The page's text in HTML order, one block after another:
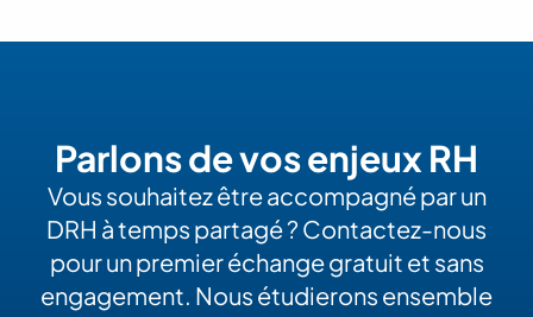
Parlons de vos enjeux RH
Vous souhaitez être accompagné par un
DRH à temps partagé ? Contactez-nous
pour un premier échange gratuit et sans
engagement. Nous étudierons ensemble